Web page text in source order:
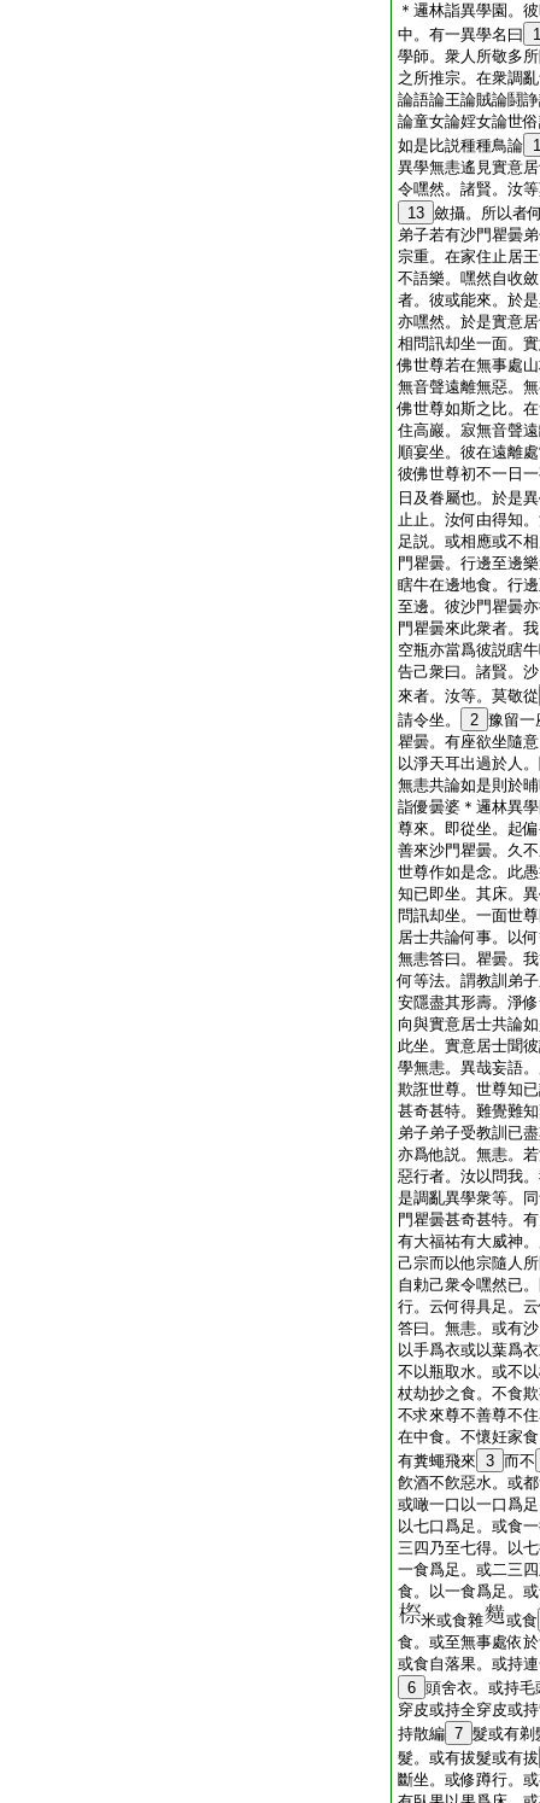
＊邏林詣異學園。
中。有一異學名曰
學師。衆人所敬多
之所推宗。在衆調
論語論王論賊論鬪
論童女論婬女論世
如是比説種種鳥論
異學無恚遙見實意
令嘿然。諸賢。汝
13 斂攝。所以者
弟子若有沙門瞿曇
宗重。在家住止居
不語樂。嘿然自收
者。彼或能來。於
亦嘿然。於是實意
相問訊却坐一面。
佛世尊若在無事處
無音聲遠離無惡。
佛世尊如斯之比。
住高巖。寂無音聲
順宴坐。彼在遠離
彼佛世尊初不一日
日及眷屬也。於是
止止。汝何由得知
足説。或相應或不
門瞿曇。行邊至邊
瞎牛在邊地食。行
至邊。彼沙門瞿曇
門瞿曇來此衆者。
空瓶亦當爲彼説瞎
告己衆曰。諸賢。
來者。汝等。莫敬從
請令坐。
2 豫留一
瞿曇。有座欲坐隨
以淨天耳出過於人
無恚共論如是則於
詣優曇婆＊邏林異
尊來。即從坐。起
善來沙門瞿曇。久
世尊作如是念。此
知已即坐。其床。
問訊却坐。一面世
居士共論何事。以
無恚答曰。瞿曇。
何等法。謂教訓弟
安隱盡其形壽。淨
向與實意居士共論
此坐。實意居士聞
學無恚。異哉妄語
欺誑世尊。世尊知
甚奇甚特。難覺難
弟子弟子受教訓已
亦爲他説。無恚。
惡行者。汝以問我
是調亂異學衆等。
門瞿曇甚奇甚特。
有大福祐有大威神
己宗而以他宗隨人
自勅己衆令嘿然已
行。云何得具足。
答曰。無恚。或有
以手爲衣或以葉爲
不以瓶取水。或不
杖劫抄之食。不食
不求來尊不善尊不
在中食。不懷妊家
有糞蠅飛來 3 而不
飮酒不飮惡水。或
或噉一口以一口爲
以七口爲足。或食
三四乃至七得。以
一食爲足。或二三
食。以一食爲足。
米或食雜
或食
食。或至無事處依
或食自落果。或持
6 頭舍衣。或持
穿皮或持全穿皮或
持散編 7 髮或有剃
髮。或有拔髮或有拔
斷坐。或修蹲行。